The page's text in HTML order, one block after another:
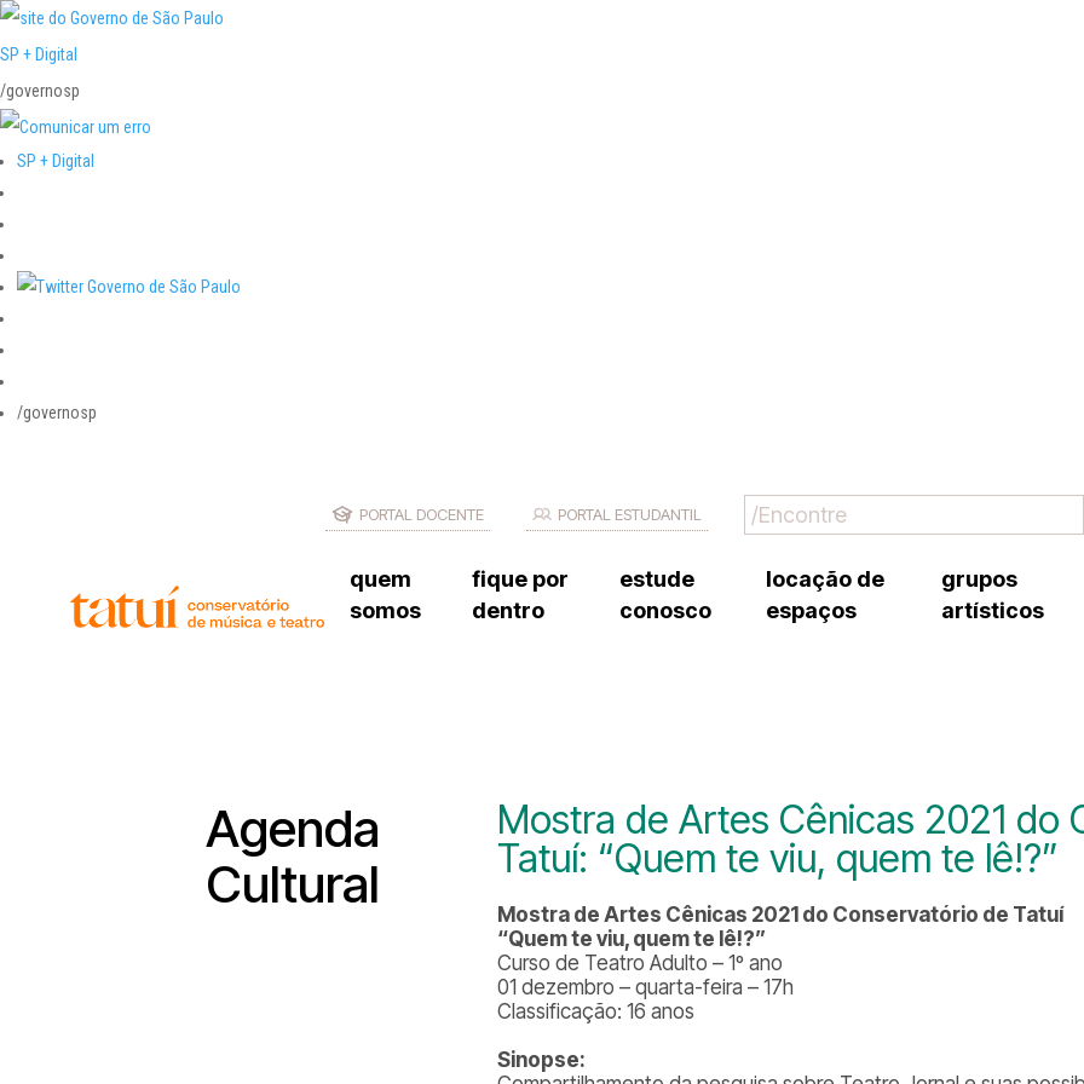
SP + Digital
/governosp
SP + Digital
/governosp
PORTAL DOCENTE PORTAL ESTUDANTIL
quem
somos
fique por
dentro
estude
conosco
locação de
espaços
grupos
artísticos
trabalhe
Agenda
Cultural
Mostra de Artes Cênicas 2021 do
Tatuí: “Quem te viu, quem te lê!?”
Mostra de Artes Cênicas 2021 do Conservatório de Tatuí
“Quem te viu, quem te lê!?”
Curso de Teatro Adulto – 1º ano
01 dezembro – quarta-feira – 17h
Classificação: 16 anos
Sinopse: